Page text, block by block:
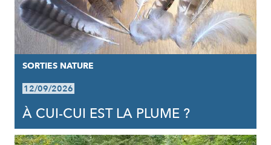
SORTIES NATURE
12/09/2026
À CUI-CUI EST LA PLUME ?